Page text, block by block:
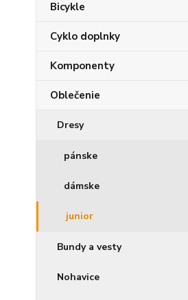
Bicykle
Cyklo doplnky
Komponenty
Oblečenie
Dresy
pánske
dámske
junior
Bundy a vesty
Nohavice